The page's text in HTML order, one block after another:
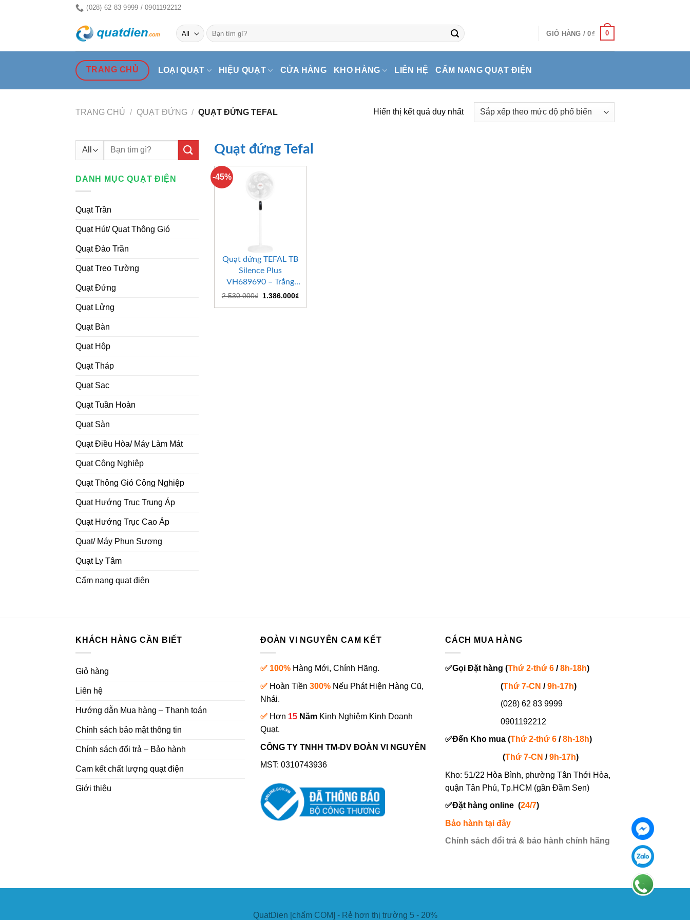
(028) 62 83 9999 / 0901192212
Tìm
kiếm:
GIỎ HÀNG /0₫ 0
TRANG CHỦ LOẠI QUẠT HIỆU QUẠT CỬA HÀNG KHO HÀNG LIÊN HỆ CẨM NANG QUẠT ĐIỆN
TRANG CHỦ / QUẠT ĐỨNG / QUẠT ĐỨNG TEFAL Hiển thị kết quả duy nhất
Tìm
DANH MỤC QUẠT ĐIỆN
Quạt Trần
Quạt Hút/ Quạt Thông Gió
Quạt Đảo Trần
Quạt Treo Tường
Quạt Đứng
Quạt Lửng
Quạt Bàn
Quạt Hộp
Quạt Tháp
Quạt Sạc
Quạt Tuần Hoàn
Quạt Sàn
Quạt Điều Hòa/ Máy Làm Mát
Quạt Công Nghiệp
Quạt Thông Gió Công Nghiệp
Quạt Hướng Trục Trung Áp
Quạt Hướng Trục Cao Áp
Quạt/ Máy Phun Sương
Quạt Ly Tâm
Cẩm nang quạt điện
Quạt đứng Tefal
-45%
Quạt đứng TEFAL TB
Silence Plus
VH689690 – Trắng
Cánh Trắng
2.530.000₫ Giá
là:
1.386.000₫Giá
tại
KHÁCH HÀNG CẦN BIẾT
Giỏ hàng
Liên hệ
Hướng dẫn Mua hàng – Thanh toán
Chính sách bảo mật thông tin
Chính sách đổi trả – Bảo hành
Cam kết chất lượng quạt điện
Giới thiệu
ĐOÀN VI NGUYÊN CAM KẾT
✅ 100% Hàng Mới, Chính Hãng.
✅ Hoàn Tiền 300% Nếu Phát Hiện Hàng Cũ,
Nhái.
✅ Hơn 15 Năm Kinh Nghiệm Kinh Doanh
Quạt.
CÔNG TY TNHH TM-DV ĐOÀN VI NGUYÊN
MST: 0310743936
CÁCH MUA HÀNG
✅Gọi Đặt hàng (Thứ 2-thứ 6 /8h-18h)
(Thứ 7-CN /9h-17h)
(028) 62 83 9999
0901192212
✅Đến Kho mua (Thứ 2-thứ 6 /8h-18h)
(Thứ 7-CN /9h-17h)
Kho: 51/22 Hòa Bình, phường Tân Thới Hòa,
quận Tân Phú, Tp.HCM (gần Đầm Sen)
✅Đặt hàng online (24/7)
Bảo hành tại đây
Chính sách đổi trả & bảo hành chính hãng
QuatDien [chấm COM] - Rẻ hơn thị trường 5 - 20%